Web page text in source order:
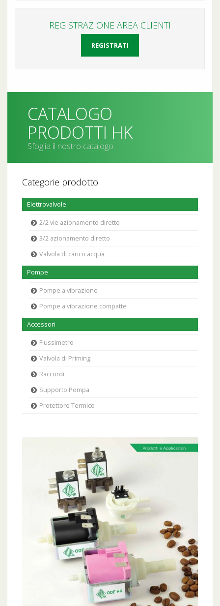
REGISTRAZIONE AREA CLIENTI
REGISTRATI
CATALOGO
PRODOTTI HK
Sfoglia il nostro catalogo
Categorie prodotto
Elettrovalvole
2/2 vie azionamento diretto
3/2 azionamento diretto
Valvola di carico acqua
Pompe
Pompe a vibrazione
Pompe a vibrazione compatte
Accessori
Flussimetro
Valvola di Priming
Raccordi
Supporto Pompa
Protettore Termico